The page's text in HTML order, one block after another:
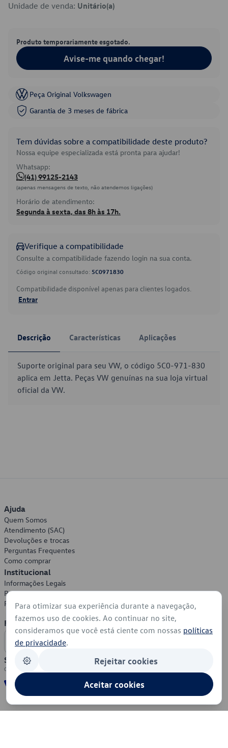
Unidade de venda: Unitário(a)
Produto temporariamente esgotado.
Avise-me quando chegar!
Peça Original Volkswagen
Garantia de 3 meses de fábrica
Tem dúvidas sobre a compatibilidade deste produto?
Nossa equipe especializada está pronta para ajudar!
Whatsapp:
(41) 99125-2143
(apenas mensagens de texto, não atendemos ligações)
Horário de atendimento:
Segunda à sexta, das 8h às 17h.
Verifique a compatibilidade
Consulte a compatibilidade fazendo login na sua conta.
Código original consultado: 5C0971830
Compatibilidade disponível apenas para clientes logados.
Entrar
Descrição Características Aplicações
Suporte original para seu VW, o código 5C0-971-830
aplica em Jetta. Peças VW genuínas na sua loja virtual
oficial da VW.
Ajuda
Quem Somos
Atendimento (SAC)
Devoluções e trocas
Perguntas Frequentes
Como comprar
Institucional
Informações Legais
Política de Privacidade
Política de Cookies
Formas de Pagamento
Segurança
Para otimizar sua experiência durante a navegação,
fazemos uso de cookies. Ao continuar no site,
consideramos que você está ciente com nossas políticas
de privacidade.
Rejeitar cookies
Aceitar cookies